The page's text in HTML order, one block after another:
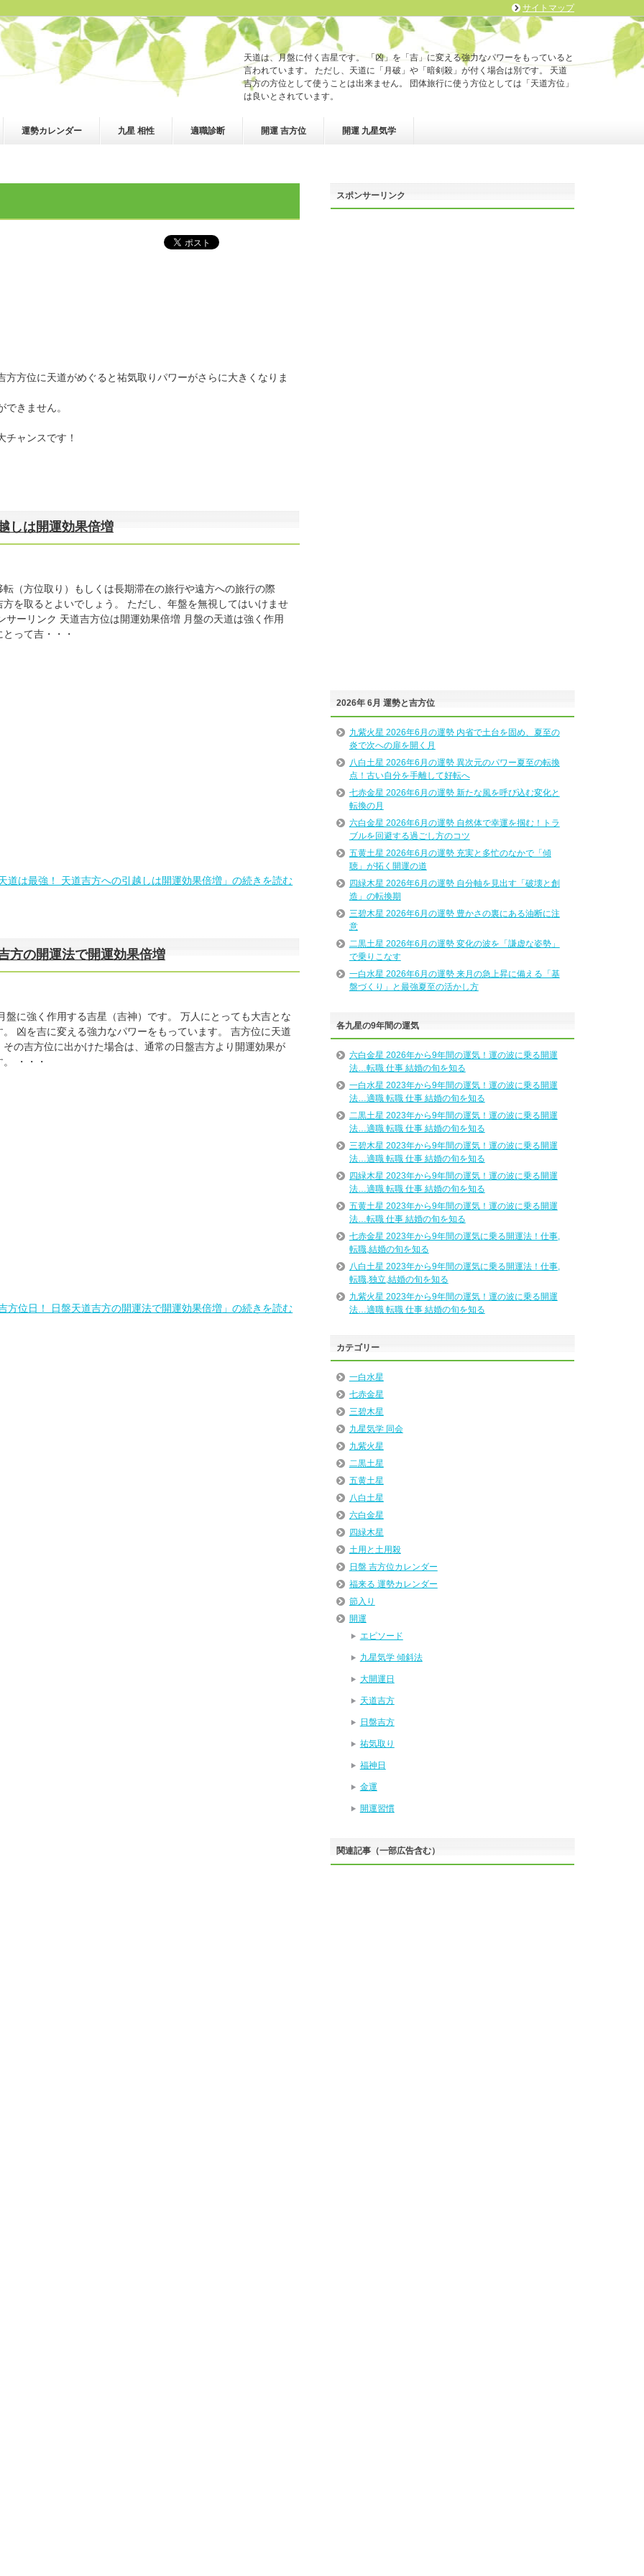
天道は、月盤に付く吉星です。 「凶」を「吉」に変える強力なパワーをもっていると
言われています。 ただし、天道に「月破」や「暗剣殺」が付く場合は別です。 天道
吉方の方位として使うことは出来ません。 団体旅行に使う方位としては「天道方位」
は良いとされています。
運勢カレンダー 九星 相性 適職診断 開運 吉方位 開運 九星気学
方位に天道がめぐると祐気取りパワーがさらに大きくなりま
きません。
ャンスです！
しは開運効果倍増
転（方位取り）もしくは長期滞在の旅行や遠方への旅行の際
方を取るとよいでしょう。 ただし、年盤を無視してはいけませ
サーリンク 天道吉方位は開運効果倍増 月盤の天道は強く作用
とって吉・・・
道は最強！ 天道吉方への引越しは開運効果倍増」の続きを読む
方の開運法で開運効果倍増
盤に強く作用する吉星（吉神）です。 万人にとっても大吉とな
。 凶を吉に変える強力なパワーをもっています。 吉方位に天道
その吉方位に出かけた場合は、通常の日盤吉方より開運効果が
・・・
方位日！ 日盤天道吉方の開運法で開運効果倍増」の続きを読む
スポンサーリンク
2026年 6月 運勢と吉方位
九紫火星 2026年6月の運勢 内省で土台を固め、夏至の
炎で次への扉を開く月
八白土星 2026年6月の運勢 異次元のパワー夏至の転換
点！古い自分を手離して好転へ
七赤金星 2026年6月の運勢 新たな風を呼び込む変化と
転換の月
六白金星 2026年6月の運勢 自然体で幸運を掴む！トラ
ブルを回避する過ごし方のコツ
五黄土星 2026年6月の運勢 充実と多忙のなかで「傾
聴」が拓く開運の道
四緑木星 2026年6月の運勢 自分軸を見出す「破壊と創
造」の転換期
三碧木星 2026年6月の運勢 豊かさの裏にある油断に注
意
二黒土星 2026年6月の運勢 変化の波を「謙虚な姿勢」
で乗りこなす
一白水星 2026年6月の運勢 来月の急上昇に備える「基
盤づくり」と最強夏至の活かし方
各九星の9年間の運気
六白金星 2026年から9年間の運気！運の波に乗る開運
法…転職 仕事 結婚の旬を知る
一白水星 2023年から9年間の運気！運の波に乗る開運
法…適職 転職 仕事 結婚の旬を知る
二黒土星 2023年から9年間の運気！運の波に乗る開運
法…適職 転職 仕事 結婚の旬を知る
三碧木星 2023年から9年間の運気！運の波に乗る開運
法…適職 転職 仕事 結婚の旬を知る
四緑木星 2023年から9年間の運気！運の波に乗る開運
法…適職 転職 仕事 結婚の旬を知る
五黄土星 2023年から9年間の運気！運の波に乗る開運
法…転職 仕事 結婚の旬を知る
七赤金星 2023年から9年間の運気に乗る開運法！仕事,
転職,結婚の旬を知る
八白土星 2023年から9年間の運気に乗る開運法！仕事,
転職,独立,結婚の旬を知る
九紫火星 2023年から9年間の運気！運の波に乗る開運
法…適職 転職 仕事 結婚の旬を知る
カテゴリー
一白水星
七赤金星
三碧木星
九星気学 同会
九紫火星
二黒土星
五黄土星
八白土星
六白金星
四緑木星
土用と土用殺
日盤 吉方位カレンダー
福来る 運勢カレンダー
節入り
開運
エピソード
九星気学 傾斜法
大開運日
天道吉方
日盤吉方
祐気取り
福神日
金運
開運習慣
関連記事（一部広告含む）
サイトマップ